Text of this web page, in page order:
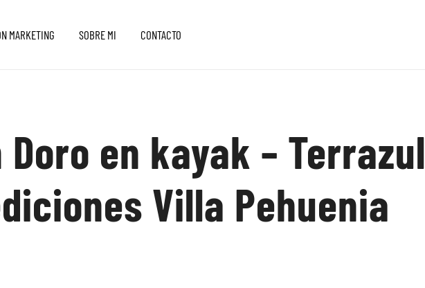
MARKETING SOBRE MI CONTACTO
Doro en kayak – Terrazul
Villa Pehuenia